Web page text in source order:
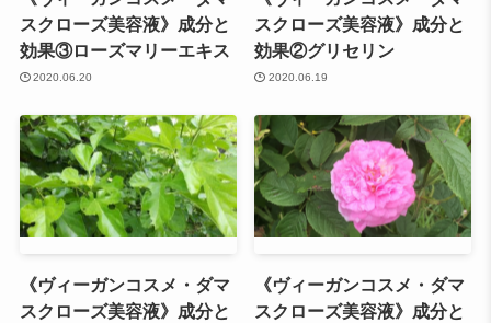
スクローズ美容液》成分と
効果③ローズマリーエキス
2020.06.20
スクローズ美容液》成分と
効果②グリセリン
2020.06.19
《ヴィーガンコスメ・ダマ
スクローズ美容液》成分と
《ヴィーガンコスメ・ダマ
スクローズ美容液》成分と